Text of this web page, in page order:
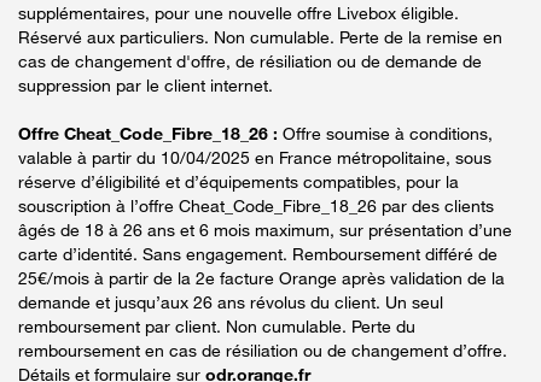
supplémentaires, pour une nouvelle offre Livebox éligible.
Réservé aux particuliers. Non cumulable. Perte de la remise en
cas de changement d'offre, de résiliation ou de demande de
suppression par le client internet.
Offre Cheat_Code_Fibre_18_26 : Offre soumise à conditions,
valable à partir du 10/04/2025 en France métropolitaine, sous
réserve d’éligibilité et d’équipements compatibles, pour la
souscription à l’offre Cheat_Code_Fibre_18_26 par des clients
âgés de 18 à 26 ans et 6 mois maximum, sur présentation d’une
carte d’identité. Sans engagement. Remboursement différé de
25€/mois à partir de la 2e facture Orange après validation de la
demande et jusqu’aux 26 ans révolus du client. Un seul
remboursement par client. Non cumulable. Perte du
remboursement en cas de résiliation ou de changement d’offre.
Détails et formulaire sur odr.orange.fr